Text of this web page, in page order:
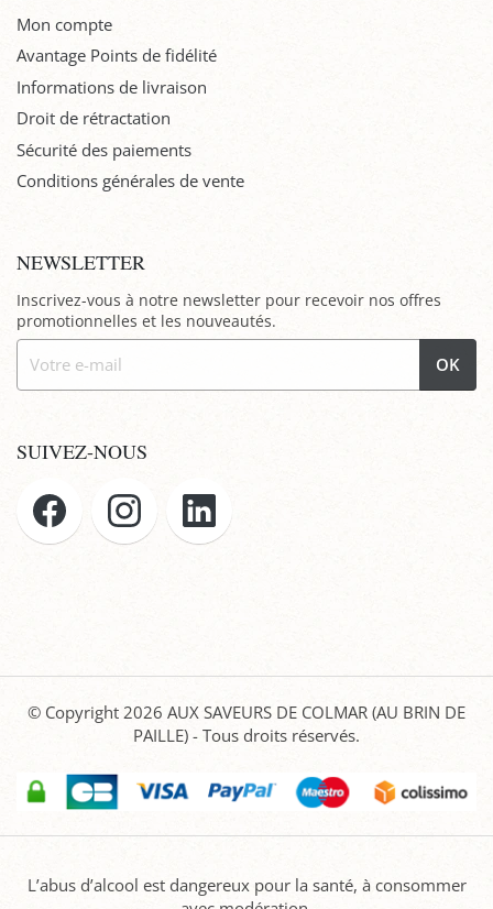
Mon compte
Avantage Points de fidélité
Informations de livraison
Droit de rétractation
Sécurité des paiements
Conditions générales de vente
NEWSLETTER
Inscrivez-vous à notre newsletter pour recevoir nos offres
promotionnelles et les nouveautés.
OK
SUIVEZ-NOUS
© Copyright 2026 AUX SAVEURS DE COLMAR (AU BRIN DE
PAILLE) - Tous droits réservés.
L’abus d’alcool est dangereux pour la santé, à consommer